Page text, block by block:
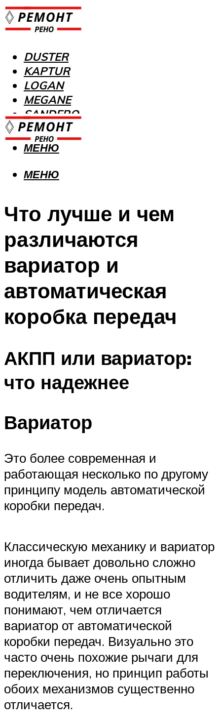
DUSTER
KAPTUR
LOGAN
MEGANE
SANDERO
МЕНЮ
МЕНЮ
Что лучше и чем
различаются
вариатор и
автоматическая
коробка передач
АКПП или вариатор:
что надежнее
Вариатор
Это более современная и
работающая несколько по другому
принципу модель автоматической
коробки передач.
Классическую механику и вариатор
иногда бывает довольно сложно
отличить даже очень опытным
водителям, и не все хорошо
понимают, чем отличается
вариатор от автоматической
коробки передач. Визуально это
часто очень похожие рычаги для
переключения, но принцип работы
обоих механизмов существенно
отличается.